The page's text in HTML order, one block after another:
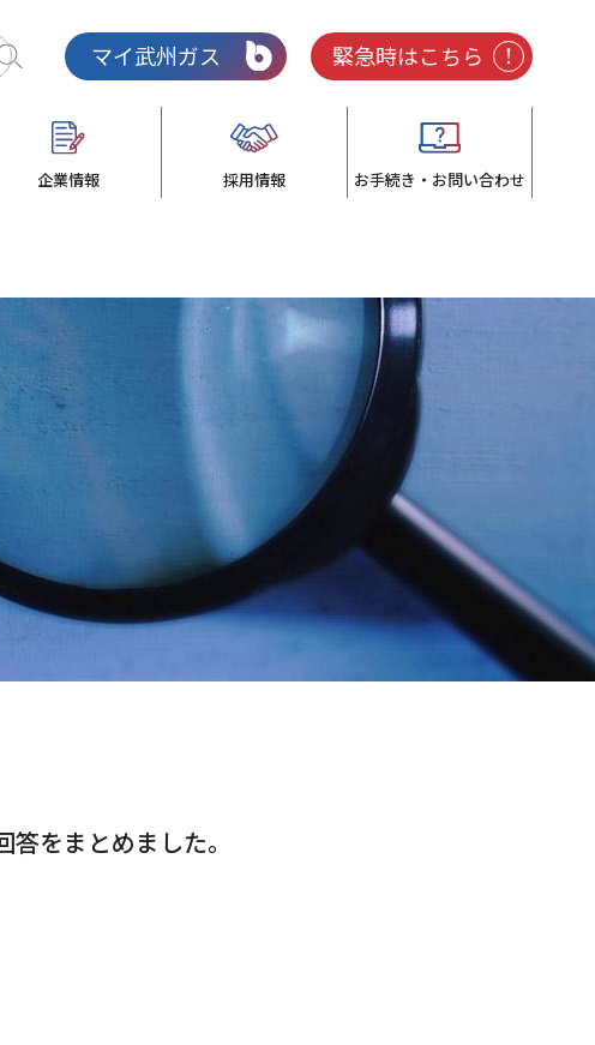
マイ武州ガス 緊急時はこちら
企業情報 採用情報 お手続き・お問い合わせ
をまとめました。